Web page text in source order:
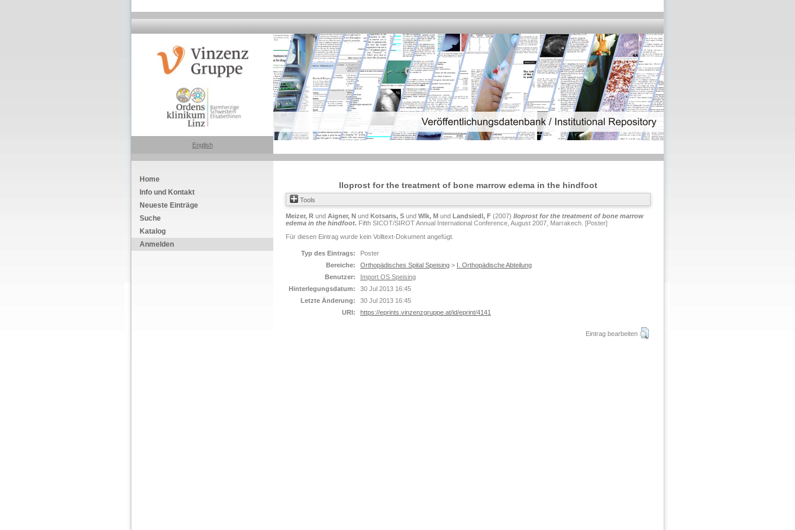
English
Home
Info und Kontakt
Neueste Einträge
Suche
Katalog
Anmelden
Iloprost for the treatment of bone marrow edema in the hindfoot
Tools
Meizer, R und Aigner, N und Kotsaris, S und Wlk, M und Landsiedl, F (2007) Iloprost for the treatment of bone marrow
edema in the hindfoot. Fifth SICOT/SIROT Annual International Conference, August 2007, Marrakech. [Poster]
Für diesen Eintrag wurde kein Volltext-Dokument angefügt.
Typ des Eintrags:
Poster
Bereiche:
Orthopädisches Spital Speising > I. Orthopädische Abteilung
Benutzer:
Import OS Speising
Hinterlegungsdatum:
30 Jul 2013 16:45
Letzte Änderung:
30 Jul 2013 16:45
URI:
https://eprints.vinzenzgruppe.at/id/eprint/4141
Eintrag bearbeiten